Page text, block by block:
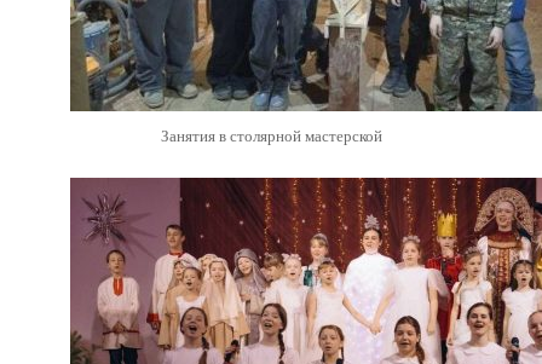
Занятия в столярной мастерской